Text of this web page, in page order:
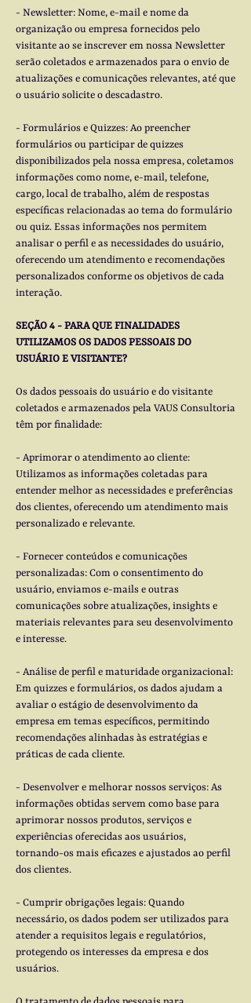
- Newsletter: Nome, e-mail e nome da
organização ou empresa fornecidos pelo
visitante ao se inscrever em nossa Newsletter
serão coletados e armazenados para o envio de
atualizações e comunicações relevantes, até que
o usuário solicite o descadastro.
- Formulários e Quizzes: Ao preencher
formulários ou participar de quizzes
disponibilizados pela nossa empresa, coletamos
informações como nome, e-mail, telefone,
cargo, local de trabalho, além de respostas
específicas relacionadas ao tema do formulário
ou quiz. Essas informações nos permitem
analisar o perfil e as necessidades do usuário,
oferecendo um atendimento e recomendações
personalizados conforme os objetivos de cada
interação.
SEÇÃO 4 - PARA QUE FINALIDADES
UTILIZAMOS OS DADOS PESSOAIS DO
USUÁRIO E VISITANTE?
Os dados pessoais do usuário e do visitante
coletados e armazenados pela VAUS Consultoria
têm por finalidade:
- Aprimorar o atendimento ao cliente:
Utilizamos as informações coletadas para
entender melhor as necessidades e preferências
dos clientes, oferecendo um atendimento mais
personalizado e relevante.
- Fornecer conteúdos e comunicações
personalizadas: Com o consentimento do
usuário, enviamos e-mails e outras
comunicações sobre atualizações, insights e
materiais relevantes para seu desenvolvimento
e interesse.
- Análise de perfil e maturidade organizacional:
Em quizzes e formulários, os dados ajudam a
avaliar o estágio de desenvolvimento da
empresa em temas específicos, permitindo
recomendações alinhadas às estratégias e
práticas de cada cliente.
- Desenvolver e melhorar nossos serviços: As
informações obtidas servem como base para
aprimorar nossos produtos, serviços e
experiências oferecidas aos usuários,
tornando-os mais eficazes e ajustados ao perfil
dos clientes.
- Cumprir obrigações legais: Quando
necessário, os dados podem ser utilizados para
atender a requisitos legais e regulatórios,
protegendo os interesses da empresa e dos
usuários.